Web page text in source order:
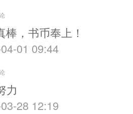
棒，书币奉上！
01 09:44
力
28 12:19